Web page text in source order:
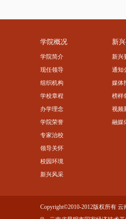
学院概况
学院简介
现任领导
组织机构
学校章程
办学理念
学院荣誉
专家治校
领导关怀
校园环境
新兴风采
新
新兴
通知
媒体
榜样
视频
融媒
Copyright©2010-2012版权所有